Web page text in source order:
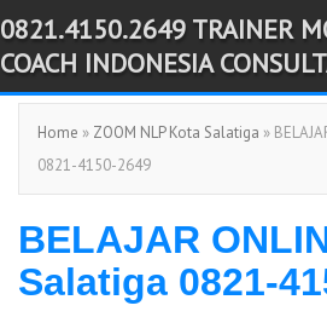
-->
0821.4150.2649 TRAINER
COACH INDONESIA
Home » ZOOM NLP Kota Salatiga »
0821-4150-2649
BELAJAR
Salatiga 0821-